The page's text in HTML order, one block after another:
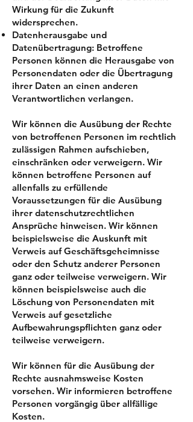
Wirkung für die Zukunft
widersprechen.
Datenherausgabe und
Datenübertragung: Betroffene
Personen können die Herausgabe von
Personendaten oder die Übertragung
ihrer Daten an einen anderen
Verantwortlichen verlangen.
Wir können die Ausübung der Rechte
von betroffenen Personen im rechtlich
zulässigen Rahmen aufschieben,
einschränken oder verweigern. Wir
können betroffene Personen auf
allenfalls zu erfüllende
Voraussetzungen für die Ausübung
ihrer datenschutzrechtlichen
Ansprüche hinweisen. Wir können
beispielsweise die Auskunft mit
Verweis auf Geschäftsgeheimnisse
oder den Schutz anderer Personen
ganz oder teilweise verweigern. Wir
können beispielsweise auch die
Löschung von Personendaten mit
Verweis auf gesetzliche
Aufbewahrungspflichten ganz oder
teilweise verweigern.
Wir können für die Ausübung der
Rechte ausnahmsweise Kosten
vorsehen. Wir informieren betroffene
Personen vorgängig über allfällige
Kosten.